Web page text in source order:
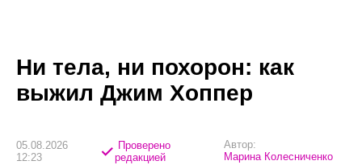
Ни тела, ни похорон: как
выжил Джим Хоппер
05.08.2026
12:23
Проверено
редакцией
Автор:
Марина Колесниченко